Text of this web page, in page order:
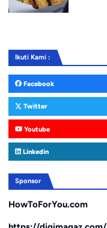
Ikuti Kami :
Facebook
Twitter
Youtube
Linkedin
Sponsor
HowToForYou.com